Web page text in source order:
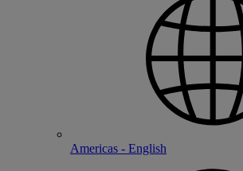
Americas - English